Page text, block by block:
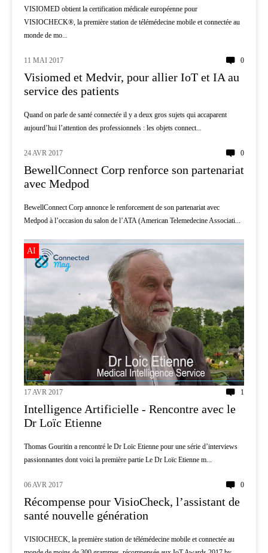
VISIOMED obtient la certification médicale européenne pour
VISIOCHECK®, la première station de télémédecine mobile et connectée au
monde de mo...
AI
11 MAI 2017 0
Visiomed et Medvir, pour allier IoT et IA au
service des patients
Quand on parle de santé connectée il y a deux gros sujets qui accaparent
aujourd’hui l’attention des professionnels : les objets connect...
TÉLÉMÉDECINE
24 AVR 2017 0
BewellConnect Corp renforce son partenariat
avec Medpod
BewellConnect Corp annonce le renforcement de son partenariat avec
Medpod à l’occasion du salon de l’ATA (American Telemedecine Associati...
AI
17 AVR 2017 1
Intelligence Artificielle - Rencontre avec le
Dr Loïc Etienne
Thomas Gouritin a rencontré le Dr Loïc Etienne pour une série d’interviews
passionnantes dont voici la première partie Le Dr Loïc Etienne m...
MÉDECINE
06 AVR 2017 0
Récompense pour VisioCheck, l’assistant de
santé nouvelle génération
VISIOCHECK, la première station de télémédecine mobile et connectée au